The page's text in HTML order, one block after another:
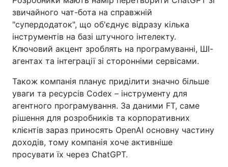
Техно і зв'язок Лайт
Зброя Інциденти
Туризм
Цікавинки Погода
Регіони
Лонгріди
звичайного чат-бота на справжній
"супердодаток", що об'єднує відразу кілька
інструментів на базі штучного інтелекту.
Ключовий акцент зроблять на програмуванні, ШІ-
агентах та інтеграції зі сторонніми сервісами.
Також компанія планує приділити значно більше
уваги та ресурсів Codex – інструменту для
агентного програмування. За даними FT, саме
рішення для розробників та корпоративних
клієнтів зараз приносять OpenAI основну частину
доходів, тому компанія хоче активніше
просувати їх через ChatGPT.